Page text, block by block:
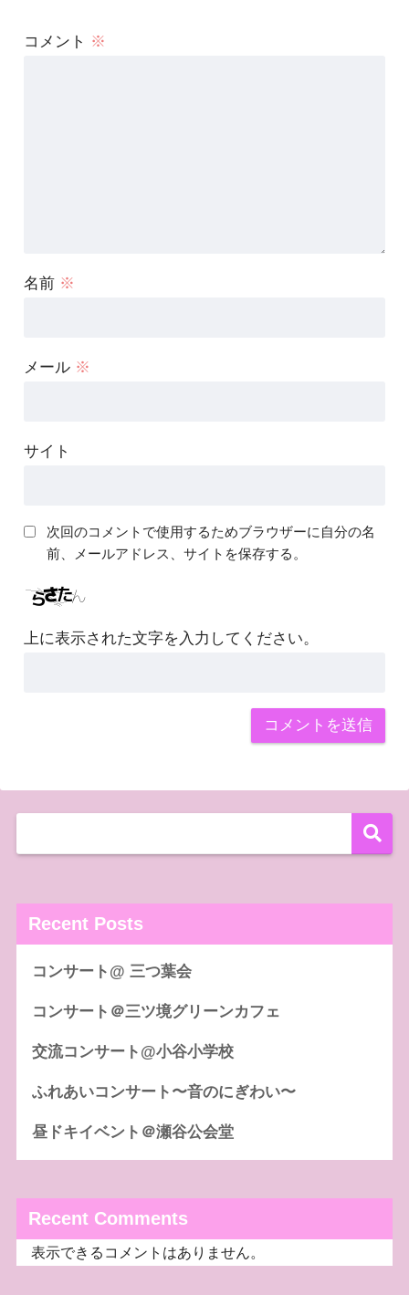
コメント ※
名前 ※
メール ※
サイト
次回のコメントで使用するためブラウザーに自分の名
前、メールアドレス、サイトを保存する。
上に表示された文字を入力してください。
Recent Posts
コンサート@ 三つ葉会
コンサート＠三ツ境グリーンカフェ
交流コンサート@小谷小学校
ふれあいコンサート〜音のにぎわい〜
昼ドキイベント＠瀬谷公会堂
Recent Comments
表示できるコメントはありません。